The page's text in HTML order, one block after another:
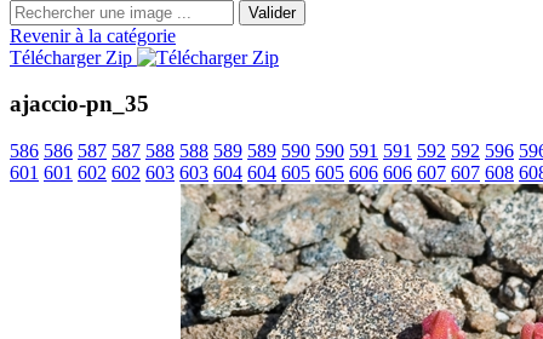
Valider
Revenir à la catégorie
Télécharger Zip
ajaccio-pn_35
586 586 587 587 588 588 589 589 590 590 591 591 592 592 596
601 601 602 602 603 603 604 604 605 605 606 606 607 607 608